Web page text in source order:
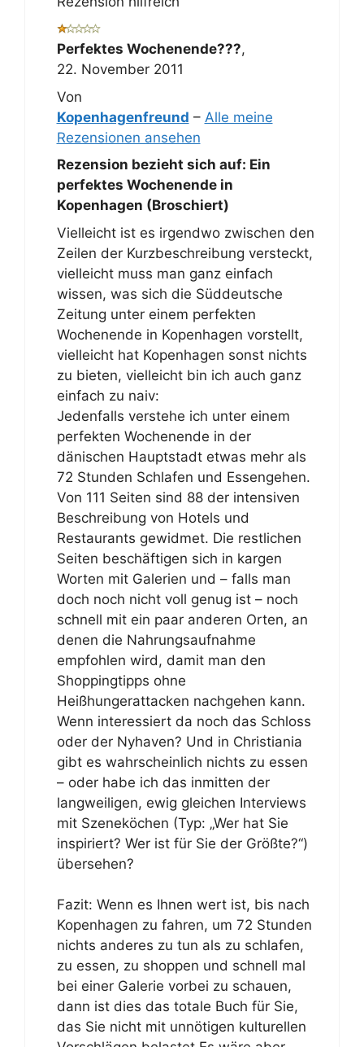
Perfektes Wochenende???,
22. November 2011
Von
Kopenhagenfreund – Alle meine
Rezensionen ansehen
Rezension bezieht sich auf: Ein
perfektes Wochenende in
Kopenhagen (Broschiert)
Vielleicht ist es irgendwo zwischen den
Zeilen der Kurzbeschreibung versteckt,
vielleicht muss man ganz einfach
wissen, was sich die Süddeutsche
Zeitung unter einem perfekten
Wochenende in Kopenhagen vorstellt,
vielleicht hat Kopenhagen sonst nichts
zu bieten, vielleicht bin ich auch ganz
einfach zu naiv:
Jedenfalls verstehe ich unter einem
perfekten Wochenende in der
dänischen Hauptstadt etwas mehr als
72 Stunden Schlafen und Essengehen.
Von 111 Seiten sind 88 der intensiven
Beschreibung von Hotels und
Restaurants gewidmet. Die restlichen
Seiten beschäftigen sich in kargen
Worten mit Galerien und – falls man
doch noch nicht voll genug ist – noch
schnell mit ein paar anderen Orten, an
denen die Nahrungsaufnahme
empfohlen wird, damit man den
Shoppingtipps ohne
Heißhungerattacken nachgehen kann.
Wenn interessiert da noch das Schloss
oder der Nyhaven? Und in Christiania
gibt es wahrscheinlich nichts zu essen
– oder habe ich das inmitten der
langweiligen, ewig gleichen Interviews
mit Szeneköchen (Typ: „Wer hat Sie
inspiriert? Wer ist für Sie der Größte?“)
übersehen?
Fazit: Wenn es Ihnen wert ist, bis nach
Kopenhagen zu fahren, um 72 Stunden
nichts anderes zu tun als zu schlafen,
zu essen, zu shoppen und schnell mal
bei einer Galerie vorbei zu schauen,
dann ist dies das totale Buch für Sie,
das Sie nicht mit unnötigen kulturellen